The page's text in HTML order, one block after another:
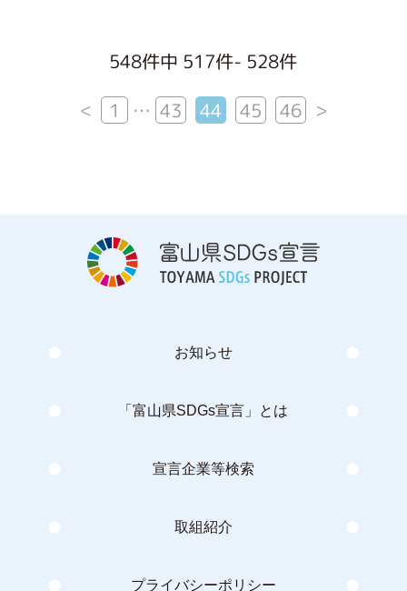
548件中 517件- 528件
< 1 … 43 44 45 46 >
お知らせ
「富山県SDGs宣言」とは
宣言企業等検索
取組紹介
プライバシーポリシー